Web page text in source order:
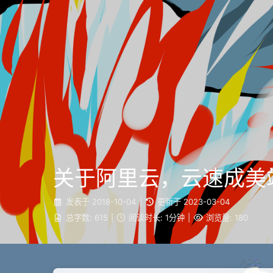
关于阿里云，云速成美
发表于 2018-10-04 | 更新于 2023-03-04
总字数: 615 阅读时长: 1分钟 浏览量: 180